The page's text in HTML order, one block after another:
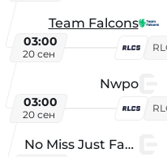
Team Falcons
03:00
20 сен
Nwpo
03:00
20 сен
No Miss Just Fake